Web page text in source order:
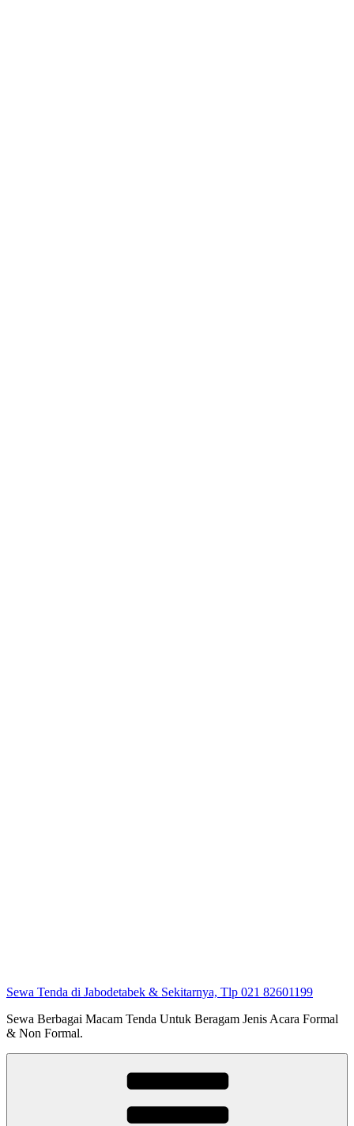
Sewa Tenda di Jabodetabek & Sekitarnya, Tlp 021 82601199
Sewa Berbagai Macam Tenda Untuk Beragam Jenis Acara Formal
& Non Formal.